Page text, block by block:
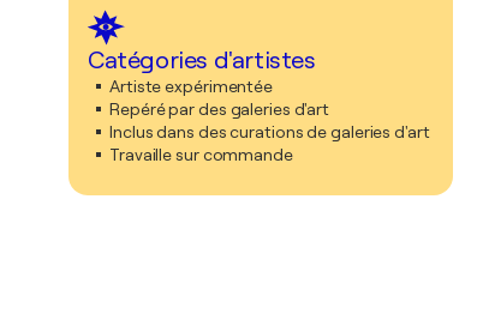
Catégories d'artistes
Artiste expérimentée
Repéré par des galeries d'art
Inclus dans des curations de galeries d'art
Travaille sur commande